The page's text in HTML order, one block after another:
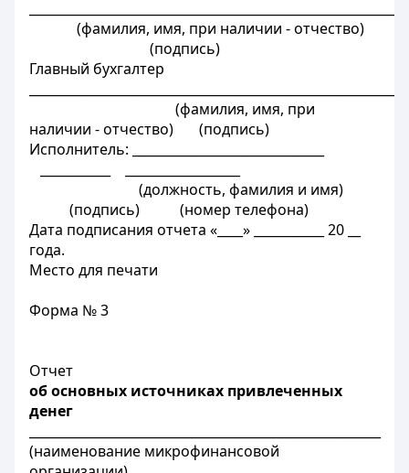
(фамилия, имя, при наличии - отчество)
(подпись)
Главный бухгалтер
(фамилия, имя, при
наличии - отчество) (подпись)
Исполнитель: ______________________________
(должность, фамилия и имя)
(подпись) (номер телефона)
Дата подписания отчета «____» ___________ 20 __
года.
Место для печати
Форма № 3
Отчет
об основных источниках привлеченных
денег
(наименование микрофинансовой